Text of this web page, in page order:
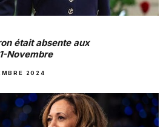
était absente aux
Novembre
2024